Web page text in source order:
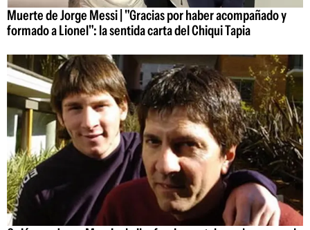
Muerte de Jorge Messi | "Gracias por haber acompañado y
formado a Lionel": la sentida carta del Chiqui Tapia